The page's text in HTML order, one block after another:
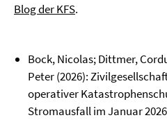
Blog der KFS.
Bock, Nicolas; Dittmer,
Peter (2026):
operativer
Stromausfall im Januar